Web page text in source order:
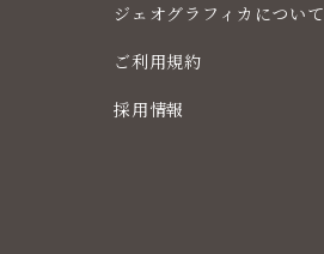
ジェオグラフィカについて
ご利用規約
採用情報